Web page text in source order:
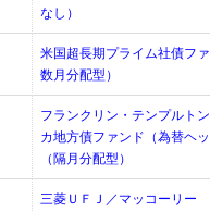
なし）
米国超長期プライム社債フ
数月分配型）
フランクリン・テンプルト
カ地方債ファンド（為替ヘッ
（隔月分配型）
三菱ＵＦＪ／マッコーリー